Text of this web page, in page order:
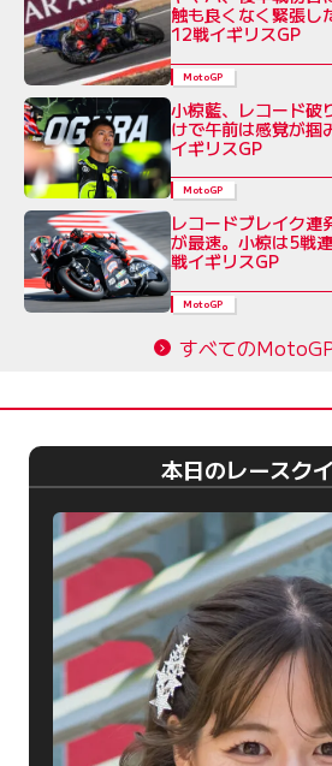
触も良くなく緊張し
12戦イギリスGP
MotoGP
小椋藍、レコード破
けで午前は感覚が掴
イギリスGP
MotoGP
レコードブレイク連
が最速。小椋は5戦
戦イギリスGP
MotoGP
すべての
本日のレースク